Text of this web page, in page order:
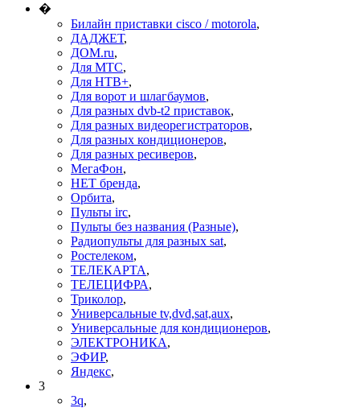
�
Билайн приставки cisco / motorola,
ДАДЖЕТ,
ДОМ.ru,
Для МТС,
Для НТВ+,
Для ворот и шлагбаумов,
Для разных dvb-t2 приставок,
Для разных видеорегистраторов,
Для разных кондиционеров,
Для разных ресиверов,
МегаФон,
НЕТ бренда,
Орбита,
Пульты irc,
Пульты без названия (Разные),
Радиопульты для разных sat,
Ростелеком,
ТЕЛЕКАРТА,
ТЕЛЕЦИФРА,
Триколор,
Универсальные tv,dvd,sat,aux,
Универсальные для кондиционеров,
ЭЛЕКТРОНИКА,
ЭФИР,
Яндекс,
3
3q,